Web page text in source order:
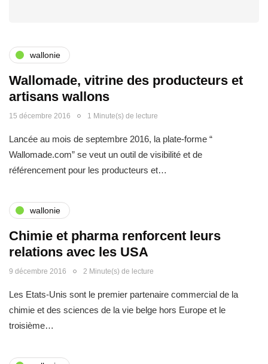
wallonie
Wallomade, vitrine des producteurs et
artisans wallons
15 décembre 2016 1 Minute(s) de lecture
Lancée au mois de septembre 2016, la plate-forme “​
Wallomade.com​” se veut un outil de visibilité et de
référencement pour les producteurs et…
wallonie
Chimie et pharma renforcent leurs
relations avec les USA
9 décembre 2016 2 Minute(s) de lecture
Les Etats-Unis sont le premier partenaire commercial de la
chimie et des sciences de la vie belge hors Europe et le
troisième…